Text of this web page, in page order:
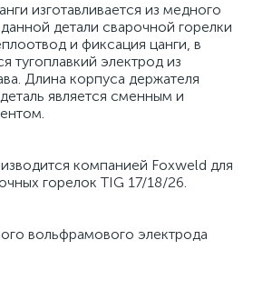
изготавливается из медного
детали сварочной горелки
и фиксация цанги, в
тугоплавкий электрод из
Длина корпуса держателя
является сменным и
компанией Foxweld для
горелок TIG 17/18/26.
вольфрамового электрода